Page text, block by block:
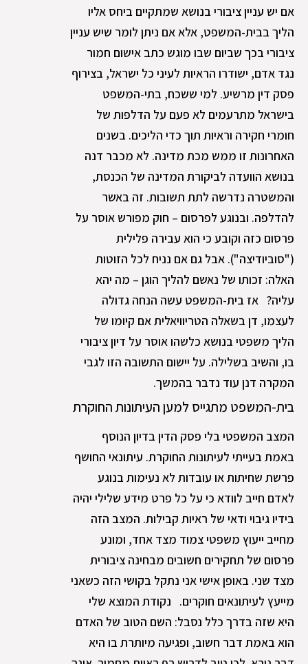
אם יש עניין ציבורי בנושא שמתקיים ביחס אליו
הליך בבית-המשפט, אלא אם ניתן לומר שיש עניין
ציבורי בכך שביום שבו מוגש כתב אישום חמור
נגד אדם, ישודרו הראיות לעיני כל ישראל, בצירוף
פסק דין מרשיע. למי ששכח, בתי-המשפט
בישראל מתרעמים לא פעם על הדלפות של
חומרי חקירה וראיות תוך כדי הליכים. בשנים
האחרונות זו ממש מכת מדינה. לא מכבר דנה
בנושא הוועדה לביקורת המדינה של הכנסת,
והמשטרה נדרשה לתת תשובות. זה באשר
להדלפה. ובנוגע לפרסום – חוק מפורש אוסר על
פרסום כזה וקובע כי הוא עבירה פלילית
("סוביודיצה"). אבל גם אם נניח לכל הזוטות
האלה: זכותו של נאשם להליך הוגן – מה יהא
עליה? אז בית-המשפט עשה הנחה גדולה
לעצמו, דן בשאלה הטריוויאלית אם קיומו של
הליך משפטי בנושא כלשהו אוסר על דיון ציבורי
בו, והשיב בשלילה. על יישום התשובה הזו לגבי
המקרה דנן עוד נדבר בהמשך.
בית-המשפט מתגייס למען העיתונות החוקרת
המצב המשפטי בלי פסק הדין בדיון הנוסף
באמת בעייתי לעיתונות החוקרת. עיתונאי החושף
פרשת שחיתות או עובדות לא נעימות בנוגע
לאדם חייב לוודא כי על כל פרט מידע שלילי יהיה
בידיו גיבוי ודאי של ראיות קבילות. המצב הזה
מחייב ייעוץ משפטי צמוד מצד אחד, ומונע
פרסום של תחקירים חשובים מבחינה ציבורית
מצד שני. באופן אישי אני נתקל בקושי הזה כשאני
מייעץ לעיתונאים חוקרים. נקודת המוצא שלי
היא שזה בדרך כלל נסבל: השם הטוב של האדם
הוא באמת דבר חשוב, ופגיעה מיותרת בו היא